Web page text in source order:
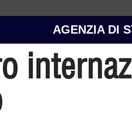
AGENZIA DI